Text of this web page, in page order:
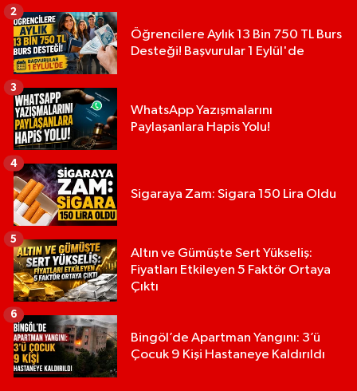
Öğrencilere Aylık 13 Bin 750 TL Burs
Desteği! Başvurular 1 Eylül'de
2
WhatsApp Yazışmalarını
Paylaşanlara Hapis Yolu!
3
Sigaraya Zam: Sigara 150 Lira Oldu
4
Altın ve Gümüşte Sert Yükseliş:
Fiyatları Etkileyen 5 Faktör Ortaya
Çıktı
5
Bingöl’de Apartman Yangını: 3’ü
Çocuk 9 Kişi Hastaneye Kaldırıldı
6